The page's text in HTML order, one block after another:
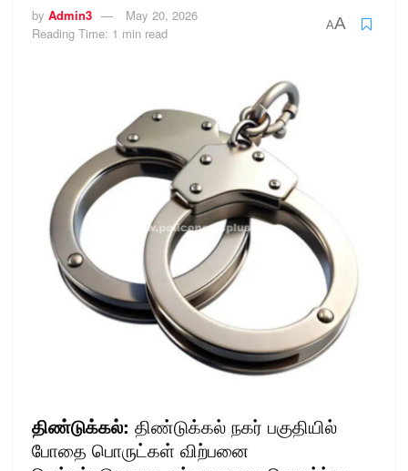
by Admin3
May 20, 2026
Reading Time: 1 min read
AA
திண்டுக்கல்: திண்டுக்கல் நகர் பகுதியில்
போதை பொருட்கள் விற்பனை